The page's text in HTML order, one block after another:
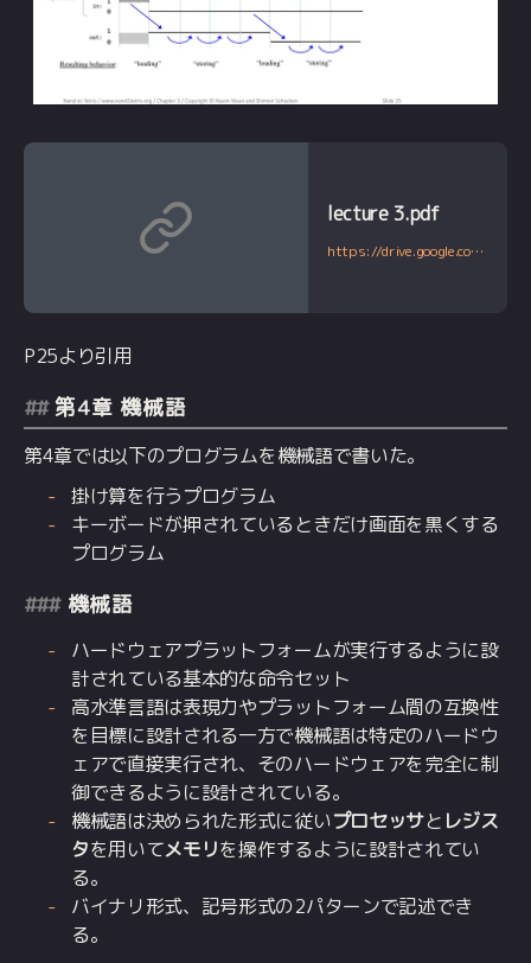
lecture 3.pdf
https://drive.google.com/file/d/1boFooygPrxMX-AxzogFYIZ-8QsZiDz96/view
P25より引用
第4章 機械語
第4章では以下のプログラムを機械語で書いた。
掛け算を行うプログラム
キーボードが押されているときだけ画面を黒くする
プログラム
機械語
ハードウェアプラットフォームが実行するように設
計されている基本的な命令セット
高水準言語は表現力やプラットフォーム間の互換性
を目標に設計される一方で機械語は特定のハードウ
ェアで直接実行され、そのハードウェアを完全に制
御できるように設計されている。
機械語は決められた形式に従いプロセッサと レジス
タを用いてメモリを操作するように設計されてい
る。
バイナリ形式、記号形式の2パターンで記述でき
る。